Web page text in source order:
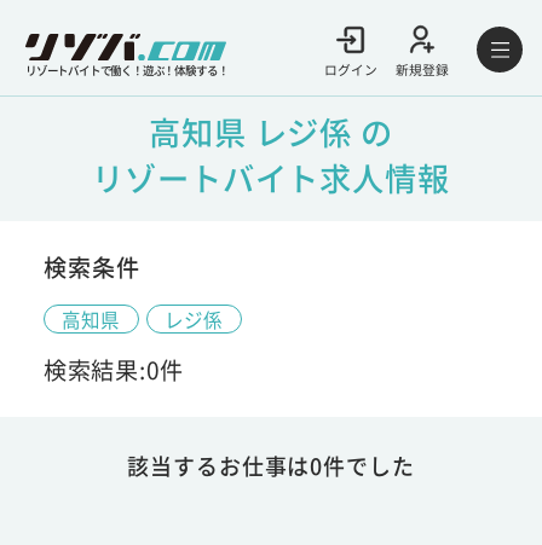
リゾートバイトで働く！遊ぶ！体験する！ ログイン 新規登録
高知県 レジ係 の
リゾートバイト求人情報
検索条件
高知県 レジ係
検索結果:0件
該当するお仕事は0件でした